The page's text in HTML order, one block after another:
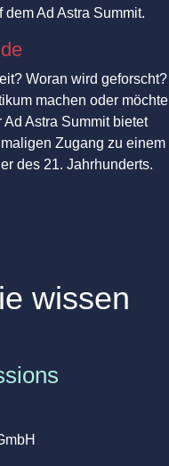
Ad Astra Summit.
Woran wird geforscht?
machen oder möchte
Astra Summit bietet
Zugang zu einem
des 21. Jahrhunderts.
wissen